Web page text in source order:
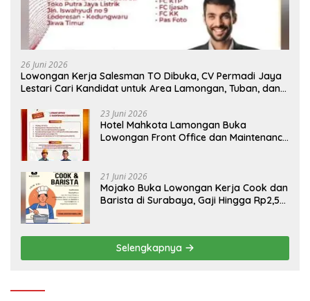
26 Juni 2026
Lowongan Kerja Salesman TO Dibuka, CV Permadi Jaya
Lestari Cari Kandidat untuk Area Lamongan, Tuban, dan
23 Juni 2026
Hotel Mahkota Lamongan Buka
Lowongan Front Office dan Maintenance
21 Juni 2026
Mojako Buka Lowongan Kerja Cook dan
Barista di Surabaya, Gaji Hingga Rp2,5
Selengkapnya